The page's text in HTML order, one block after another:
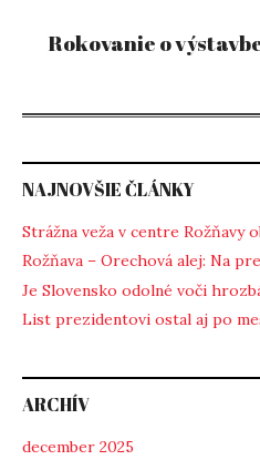
Rokovanie o
NAJNOVŠIE ČLÁNKY
Strážna veža v centre Rožňavy
Rožňava – Orechová alej: Na
Je Slovensko odolné voči
List prezidentovi ostal aj po
ARCHÍV
december 2025